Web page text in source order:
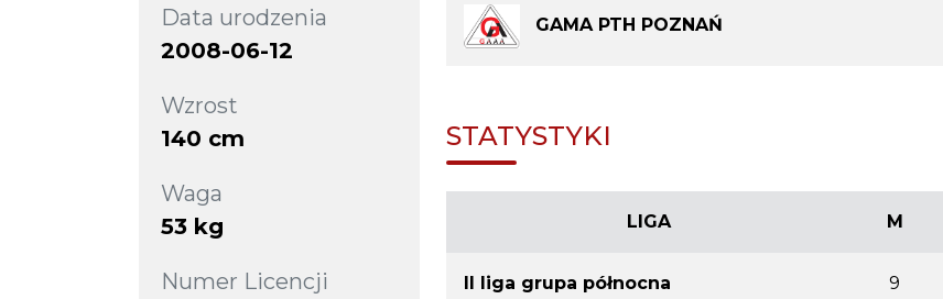
Data urodzenia
2008-06-12
Wzrost
140 cm
Waga
53 kg
Numer Licencji
GAMA PTH POZNAŃ
STATYSTYKI
LIGA M
II liga grupa północna 9